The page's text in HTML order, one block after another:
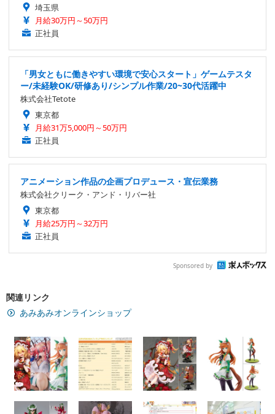
埼玉県
月給30万円～50万円
正社員
「男女ともに働きやすい環境で安心スタート」ゲームテスタ
ー/未経験OK/研修あり/シンプル作業/20~30代活躍中
株式会社Tetote
東京都
月給31万5,000円～50万円
正社員
アニメーション作品の企画プロデュース・宣伝業務
株式会社クリーク・アンド・リバー社
東京都
月給25万円～32万円
正社員
Sponsored by
関連リンク
あみあみオンラインショップ